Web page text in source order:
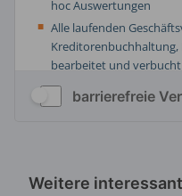
barrierefreie
Weitere